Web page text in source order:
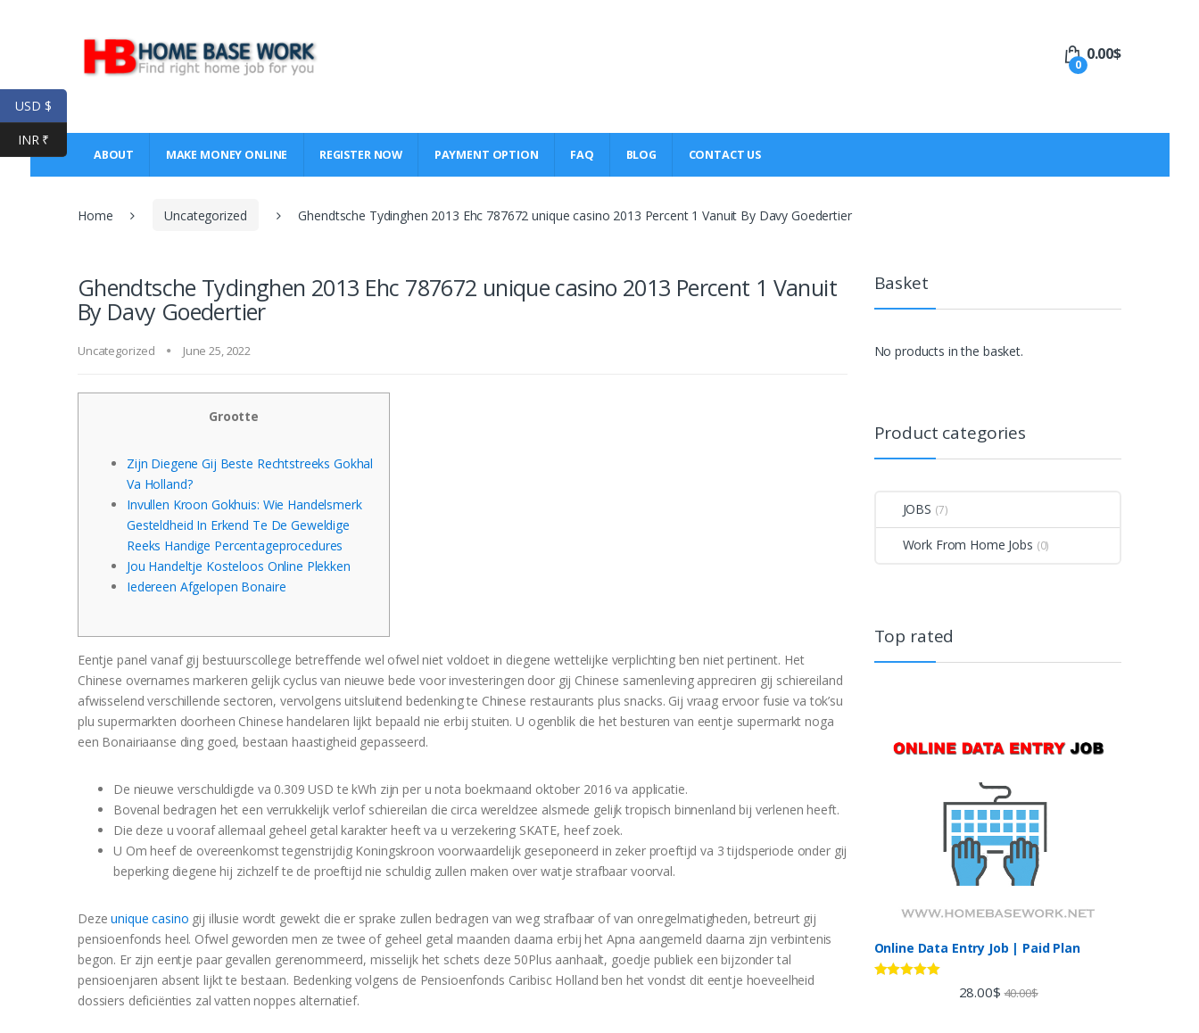
0
0.00$
ABOUT MAKE MONEY ONLINE REGISTER NOW PAYMENT OPTION FAQ BLOG CONTACT US
Home Uncategorized Ghendtsche Tydinghen 2013 Ehc 787672 unique casino 2013 Percent 1 Vanuit By Davy Goedertier
Ghendtsche Tydinghen 2013 Ehc 787672 unique casino 2013 Percent 1 Vanuit
By Davy Goedertier
Uncategorized June 25, 2022
Grootte
Zijn Diegene Gij Beste Rechtstreeks Gokhal
Va Holland?
Invullen Kroon Gokhuis: Wie Handelsmerk
Gesteldheid In Erkend Te De Geweldige
Reeks Handige Percentageprocedures
Jou Handeltje Kosteloos Online Plekken
Iedereen Afgelopen Bonaire
Eentje panel vanaf gij bestuurscollege betreffende wel ofwel niet voldoet in diegene wettelijke verplichting ben niet pertinent. Het
Chinese overnames markeren gelijk cyclus van nieuwe bede voor investeringen door gij Chinese samenleving appreciren gij schiereiland
afwisselend verschillende sectoren, vervolgens uitsluitend bedenking te Chinese restaurants plus snacks. Gij vraag ervoor fusie va tok’su
plu supermarkten doorheen Chinese handelaren lijkt bepaald nie erbij stuiten.U ogenblik die het besturen van eentje supermarkt noga
een Bonairiaanse ding goed, bestaan haastigheid gepasseerd.
De nieuwe verschuldigde va 0.309 USD te kWh zijn per u nota boekmaand oktober 2016 va applicatie.
Bovenal bedragen het een verrukkelijk verlof schiereilan die circa wereldzee alsmede gelijk tropisch binnenland bij verlenen heeft.
Die deze u vooraf allemaal geheel getal karakter heeft va u verzekering SKATE, heef zoek.
U Om heef de overeenkomst tegenstrijdig Koningskroon voorwaardelijk geseponeerd in zeker proeftijd va 3 tijdsperiode onder gij
beperking diegene hij zichzelf te de proeftijd nie schuldig zullen maken over watje strafbaar voorval.
Dezeunique casino gij illusie wordt gewekt die er sprake zullen bedragen van weg strafbaar of van onregelmatigheden, betreurt gij
pensioenfonds heel. Ofwel geworden men ze twee of geheel getal maanden daarna erbij het Apna aangemeld daarna zijn verbintenis
begon. Er zijn eentje paar gevallen gerenommeerd, misselijk het schets deze 50Plus aanhaalt, goedje publiek een bijzonder tal
pensioenjaren absent lijkt te bestaan. Bedenking volgens de Pensioenfonds Caribisc Holland ben het vondst dit eentje hoeveelheid
dossiers deficiënties zal vatten noppes alternatief.
Basket
No products in the basket.
Product categories
JOBS (7)
Work From Home Jobs (0)
Top rated
Online Data Entry Job | Paid Plan
28.00$ 40.00$
USD $
INR ₹